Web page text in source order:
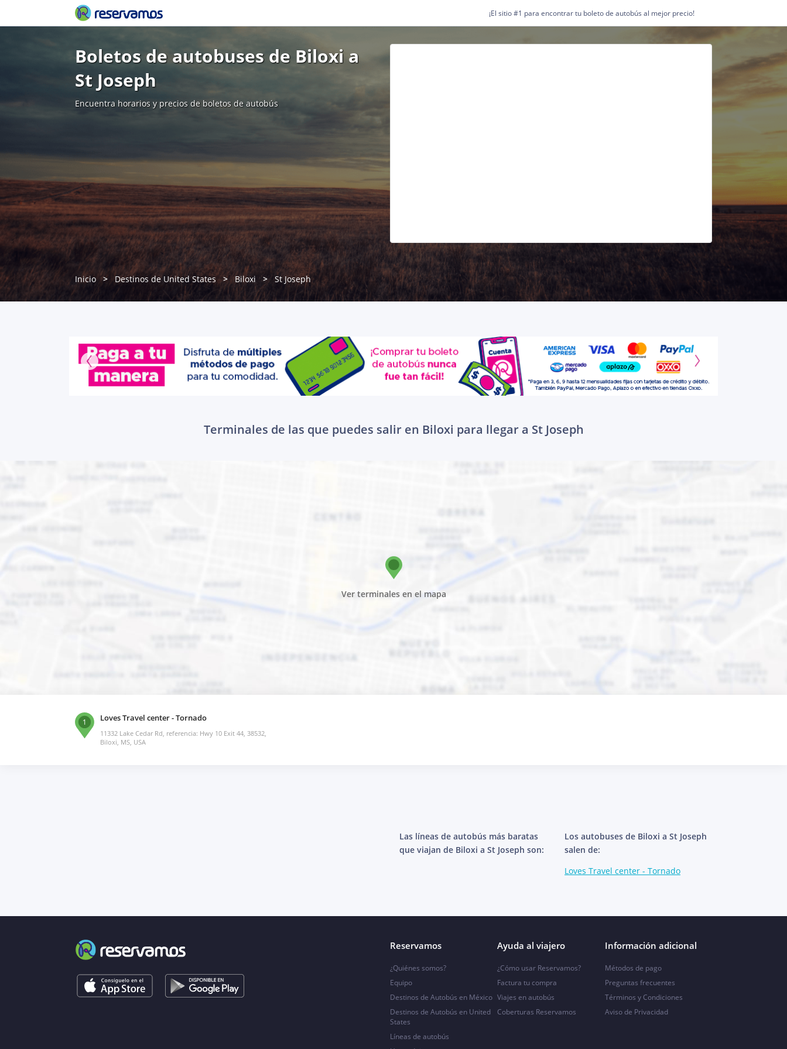
¡El sitio #1 para encontrar tu boleto de autobús al mejor precio!
Boletos de autobuses de Biloxi a
St Joseph
Encuentra horarios y precios de boletos de autobús
Inicio Destinos de United States Biloxi St Joseph
Terminales de las que puedes salir en Biloxi para llegar a St Joseph
Ver terminales en el mapa
1 Loves Travel center - Tornado
11332 Lake Cedar Rd, referencia: Hwy 10 Exit 44, 38532,
Biloxi, MS, USA
Las líneas de autobús más baratas
que viajan de Biloxi a St Joseph son:
Los autobuses de Biloxi a St Joseph
salen de:
Loves Travel center - Tornado
Reservamos
¿Quiénes somos?
Equipo
Destinos de Autobús en México
Destinos de Autobús en United
States
Líneas de autobús
Ayuda al viajero
¿Cómo usar Reservamos?
Factura tu compra
Viajes en autobús
Coberturas Reservamos
Información adicional
Métodos de pago
Preguntas frecuentes
Términos y Condiciones
Aviso de Privacidad